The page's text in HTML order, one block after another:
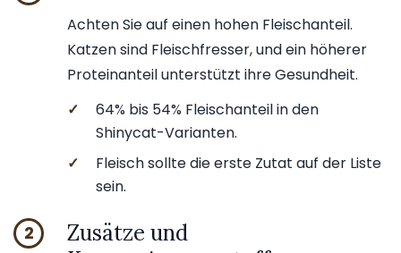
Achten Sie auf einen hohen Fleischanteil.
Katzen sind Fleischfresser, und ein höherer
Proteinanteil unterstützt ihre Gesundheit.
✓
64% bis 54% Fleischanteil in den
Shinycat-Varianten.
✓
Fleisch sollte die erste Zutat auf der Liste
sein.
2
Zusätze und